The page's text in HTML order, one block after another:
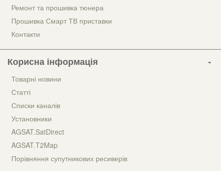
Ремонт та прошивка тюнера
Прошивка Смарт ТВ приставки
Контакти
Корисна інформація
Товарні новини
Статті
Списки каналів
Установники
AGSAT.SatDirect
AGSAT.T2Map
Порівняння супутникових ресиверів